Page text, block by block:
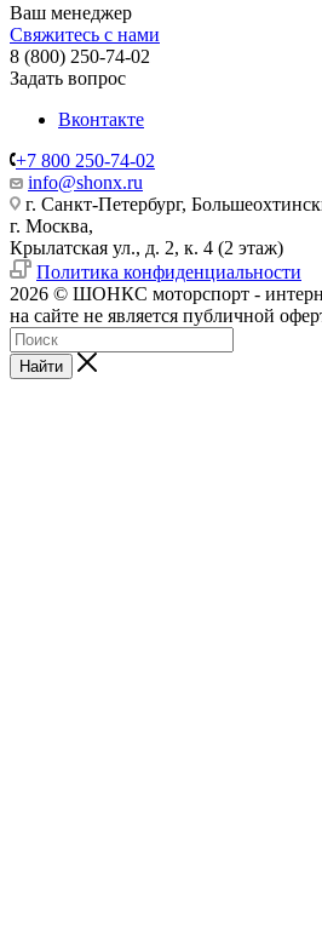
Ваш менеджер
Свяжитесь с нами
8 (800) 250-74-02
Задать вопрос
Вконтакте
+7 800 250-74-02
info@shonx.ru
г. Санкт-Петербург,
г. Москва,
Крылатская ул., д. 2, к. 4 (2 этаж)
Политика конфиденциальности
2026 © ШОНКС моторспорт -
на сайте не является публичной
Найти